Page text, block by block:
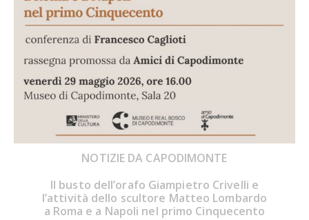
NOTIZIE DA CAPODIMONTE
Il busto dell’orafo Giampietro Crivelli e
l’attività dello scultore Matteo Lombardo
a Roma e a Napoli nel primo Cinquecento